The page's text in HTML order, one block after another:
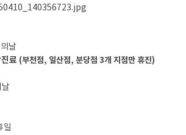
날
료 (부천점, 일산점, 분당점 3개 지점만 휴진)
일